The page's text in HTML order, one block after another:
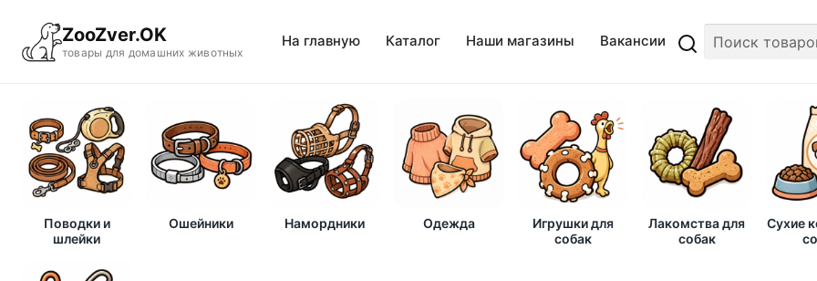
ZooZver.OK
товары для домашних животных
На главную Каталог Наши магазины Вакансии
Поводки и
шлейки
Ошейники Намордники Одежда
Игрушки для
собак
Лакомства для
собак
Сухие